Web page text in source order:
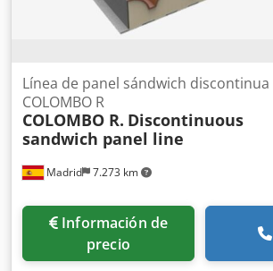
Madrid 7.273 km
Línea de panel sándwich discontinua
COLOMBO R
COLOMBO R. Discontinuous
sandwich panel line
Información de
precio